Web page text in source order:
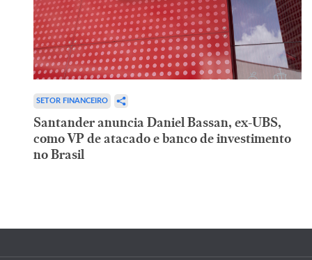
SETOR FINANCEIRO
Santander anuncia Daniel Bassan, ex-UBS,
como VP de atacado e banco de investimento
no Brasil